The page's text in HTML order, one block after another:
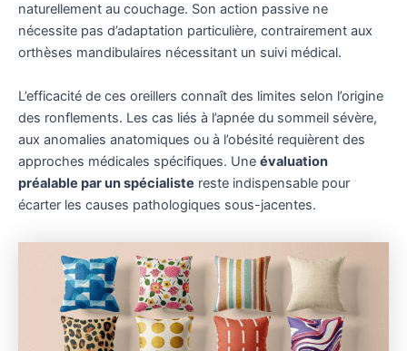
naturellement au couchage. Son action passive ne
nécessite pas d’adaptation particulière, contrairement aux
orthèses mandibulaires nécessitant un suivi médical.
L’efficacité de ces oreillers connaît des limites selon l’origine
des ronflements. Les cas liés à l’apnée du sommeil sévère,
aux anomalies anatomiques ou à l’obésité requièrent des
approches médicales spécifiques. Une évaluation
préalable par un spécialiste reste indispensable pour
écarter les causes pathologiques sous-jacentes.